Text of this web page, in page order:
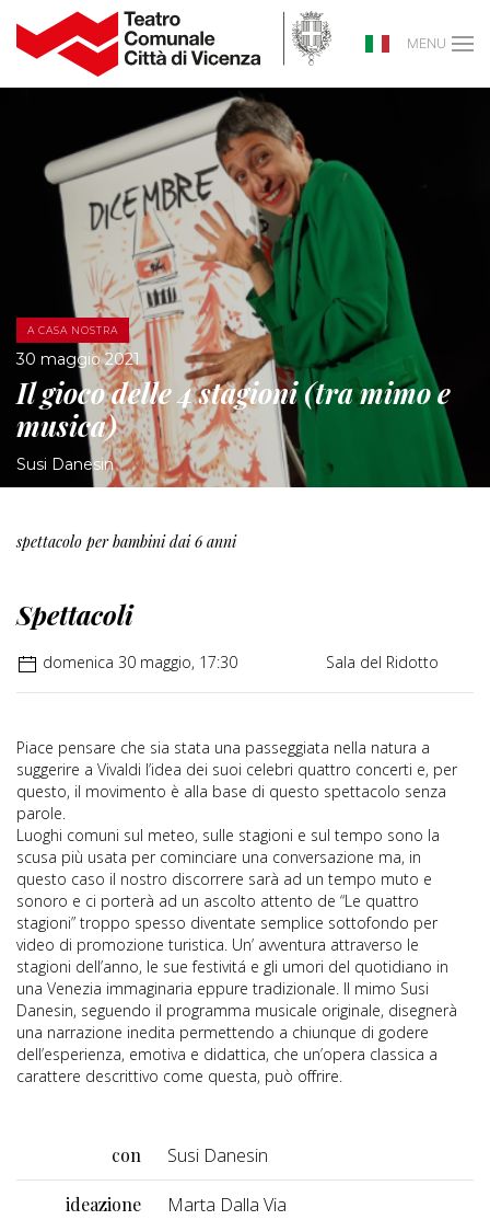
MENU
A CASA NOSTRA
30 maggio 2021
Il gioco delle 4 stagioni (tra mimo e
musica)
Susi Danesin
spettacolo per bambini dai 6 anni
Spettacoli
domenica 30 maggio, 17:30 Sala del Ridotto
Piace pensare che sia stata una passeggiata nella natura a
suggerire a Vivaldi l’idea dei suoi celebri quattro concerti e, per
questo, il movimento è alla base di questo spettacolo senza
parole.
Luoghi comuni sul meteo, sulle stagioni e sul tempo sono la
scusa più usata per cominciare una conversazione ma, in
questo caso il nostro discorrere sarà ad un tempo muto e
sonoro e ci porterà ad un ascolto attento de “Le quattro
stagioni” troppo spesso diventate semplice sottofondo per
video di promozione turistica. Un’ avventura attraverso le
stagioni dell’anno, le sue festivitá e gli umori del quotidiano in
una Venezia immaginaria eppure tradizionale. Il mimo Susi
Danesin, seguendo il programma musicale originale, disegnerà
una narrazione inedita permettendo a chiunque di godere
dell’esperienza, emotiva e didattica, che un’opera classica a
carattere descrittivo come questa, può offrire.
con Susi Danesin
ideazione Marta Dalla Via